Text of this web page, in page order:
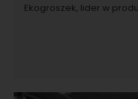
Ekogroszek, lider w